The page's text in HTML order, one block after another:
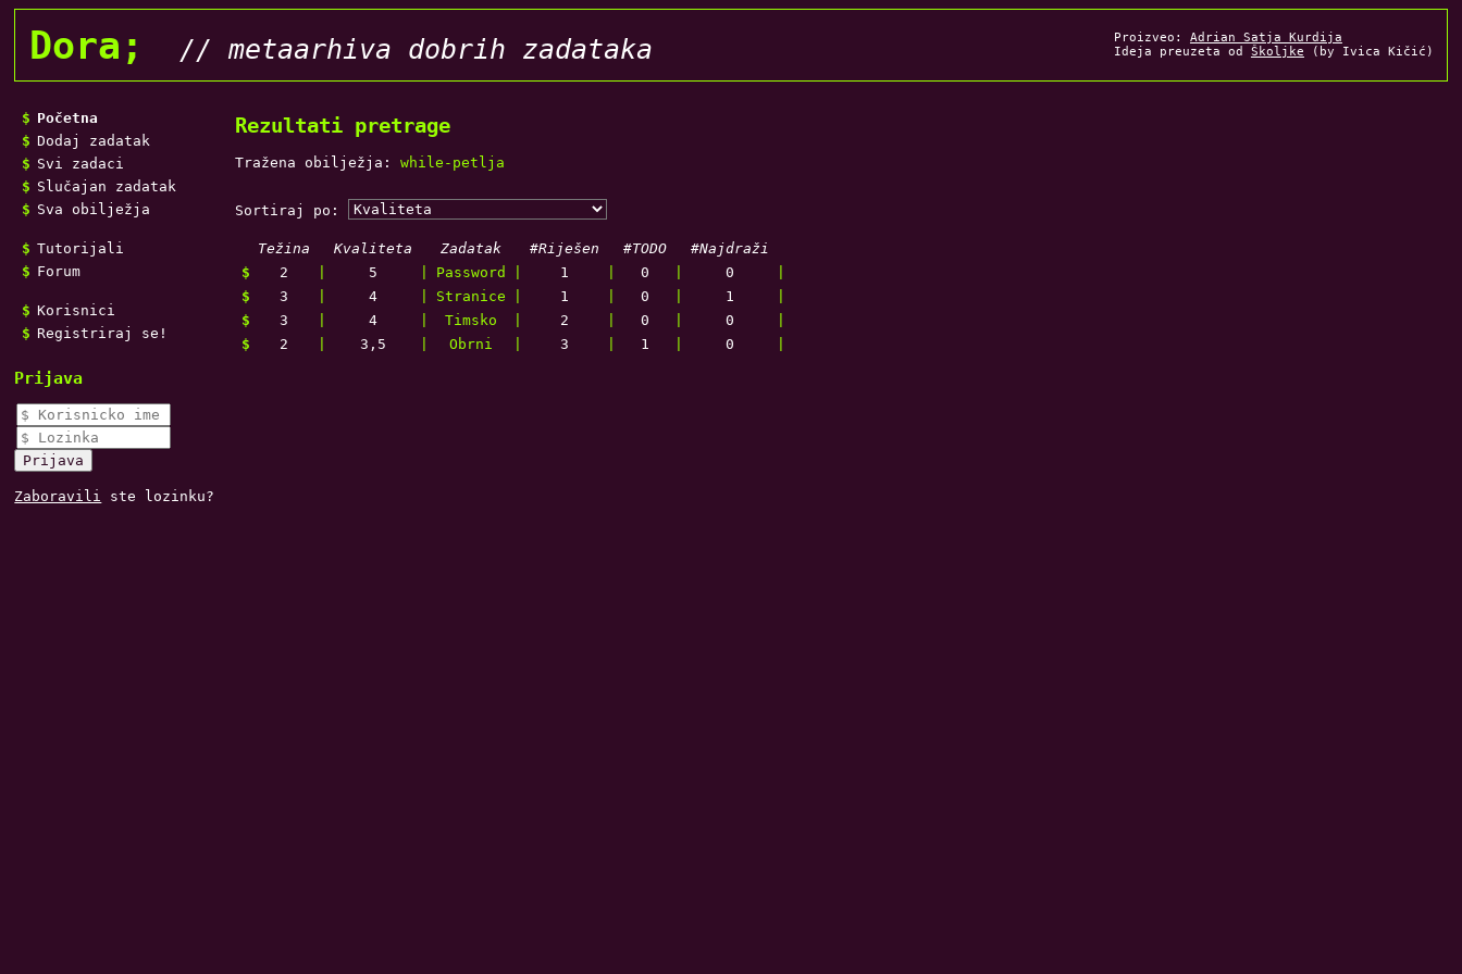
Dora; // metaarhiva dobrih zadataka Proizveo: Adrian Satja Kurdija
Ideja preuzeta od Školjke (by Ivica Kičić)
Početna
Dodaj zadatak
Svi zadaci
Slučajan zadatak
Sva obilježja
Tutorijali
Forum
Korisnici
Registriraj se!
Prijava
Zaboravili ste lozinku?
Rezultati pretrage
Tražena obilježja: while-petlja
Sortiraj po:
Težina Kvaliteta Zadatak #Riješen #TODO
#Najdraži
$
2 5 Password 1 0 0
$
3 4 Stranice 1 0 1
$
3 4 Timsko 2 0 0
$
2 3,5 Obrni 3 1 0